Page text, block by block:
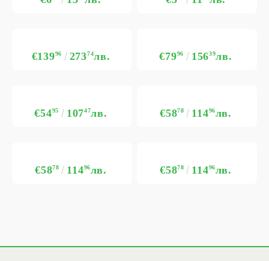
€13996 27374лв. €7996 15639лв.
€5495 10747лв. €5878 11496лв.
€5878 11496лв. €5878 11496лв.